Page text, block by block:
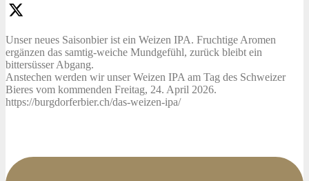
Unser neues Saisonbier ist ein Weizen IPA. Fruchtige Aromen
ergänzen das samtig-weiche Mundgefühl, zurück bleibt ein
bittersüsser Abgang.
Anstechen werden wir unser Weizen IPA am Tag des Schweizer
Bieres vom kommenden Freitag, 24. April 2026.
https://burgdorferbier.ch/das-weizen-ipa/